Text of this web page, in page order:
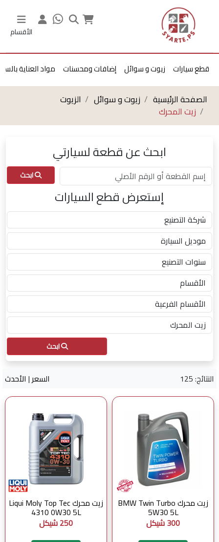
الأقسام
قطع سيارات زيوت و سوائل إضافات ومحسنات مواد العناية
الصفحة الرئيسية زيوت و سوائل الزيوت
زيت المحرك
ابحث عن قطعة لسيارتي
ابحث
إستعرض قطع السيارات
ابحث
النتائج: 125 السعر | الأحدث
زيت محرك BMW Twin Turbo
5W30 5L
300 شيكل
زيت محرك Liqui Moly Top Tec
4310 0W30 5L
250 شيكل